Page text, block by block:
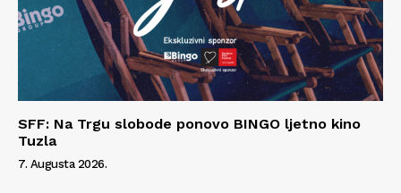
SFF: Na Trgu slobode ponovo BINGO ljetno kino
Tuzla
7. Augusta 2026.